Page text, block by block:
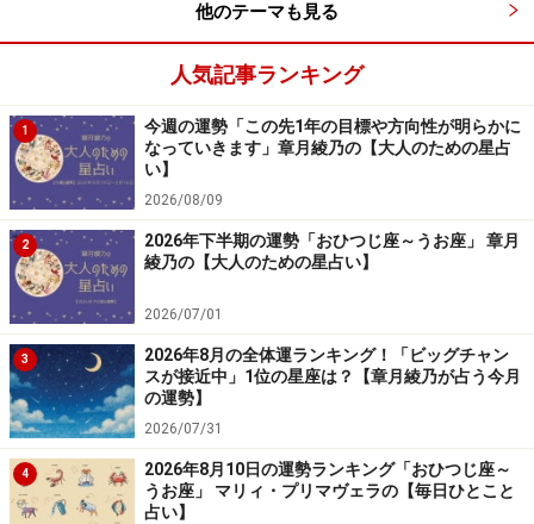
他のテーマも見る
人気記事ランキング
1
今週の運勢「この先1年の目標や方向性が明らかに
なっていきます」章月綾乃の【大人のための星占
い】
2026/08/09
2
2026年下半期の運勢「おひつじ座～うお座」 章月
綾乃の【大人のための星占い】
2026/07/01
3
2026年8月の全体運ランキング！「ビッグチャン
スが接近中」1位の星座は？【章月綾乃が占う今月
の運勢】
2026/07/31
4
2026年8月10日の運勢ランキング「おひつじ座～
うお座」 マリィ・プリマヴェラの【毎日ひとこと
占い】